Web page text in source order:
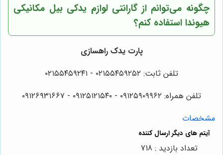
چگونه می‌توانم از گارانتی لوازم یدکی بیل مکانیکی
هیوندا استفاده کنم؟
پارت یدک راهسازی
تلفن ثابت: ۰۲۱۵۵۴۵۹۲۵۲ - ۰۲۱۵۵۴۵۹۲۴۱
تلفن همراه: ۰۹۱۲۵۹۰۹۹۶۲ - ۰۹۱۲۵۱۲۱۵۴۰‌‌‌ - ۰۹۱۲۶۹۳۱۶۶۷
مشخصات
تعداد بازدید : 718